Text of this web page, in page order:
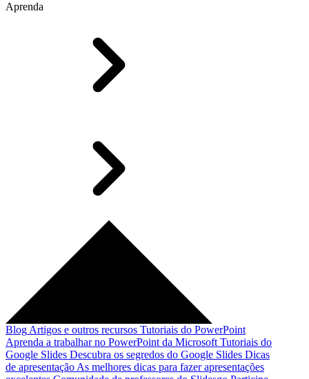
Aprenda
Blog Artigos e outros recursos Tutoriais do PowerPoint
Aprenda a trabalhar no PowerPoint da Microsoft Tutoriais do
Google Slides Descubra os segredos do Google Slides Dicas
de apresentação As melhores dicas para fazer apresentações